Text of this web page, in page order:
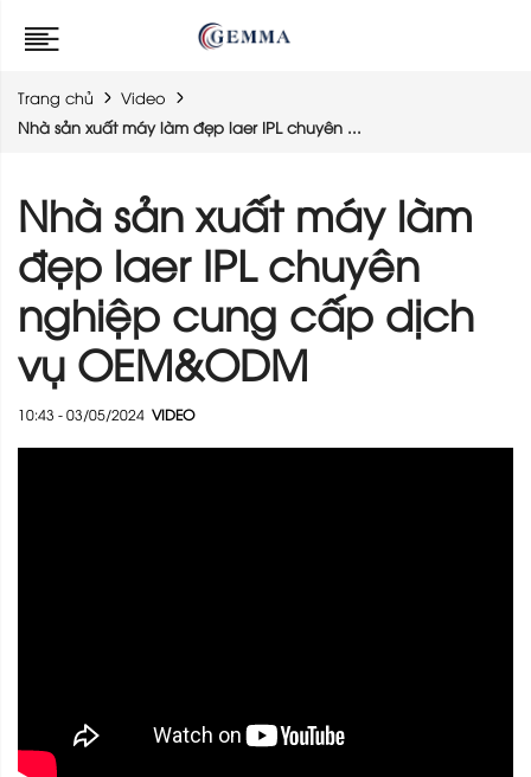
Trang chủ
Video
Nhà sản xuất máy làm đẹp laer IPL chuyên ...
Nhà sản xuất máy làm
đẹp laer IPL chuyên
nghiệp cung cấp dịch
vụ OEM&ODM
10:43 - 03/05/2024 VIDEO